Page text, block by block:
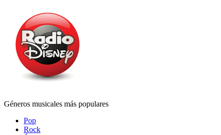
Géneros musicales más populares
Pop
Rock